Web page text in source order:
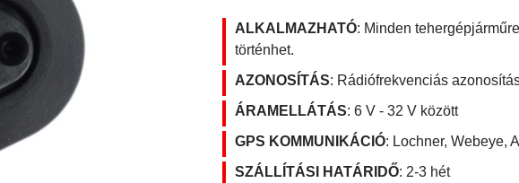
ALKALMAZHATÓ: Minden
történhet.
AZONOSÍTÁS: Rádiófrekvenciás
ÁRAMELLÁTÁS: 6 V - 32 V között
GPS KOMMUNIKÁCIÓ: Lochner, Webeye,
SZÁLLÍTÁSI HATÁRIDŐ: 2-3 hét